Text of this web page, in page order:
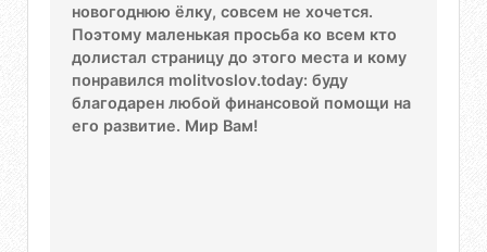
новогоднюю ёлку, совсем не хочется.
Поэтому маленькая просьба ко всем кто
долистал страницу до этого места и кому
понравился molitvoslov.today: буду
благодарен любой финансовой помощи на
его развитие. Мир Вам!